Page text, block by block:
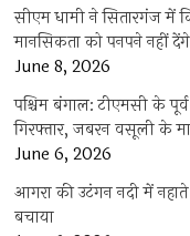
सीएम धामी ने सितारगंज में
मानसिकता को पनपने नहीं
June 8, 2026
पश्चिम बंगाल: टीएमसी के
गिरफ्तार, जबरन वसूली के
June 6, 2026
आगरा की उटंगन नदी में
बचाया